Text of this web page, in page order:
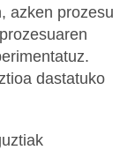
azken prozesu
dastatuko